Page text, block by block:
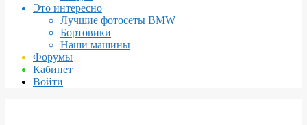
Это интересно
Лучшие фотосеты BMW
Бортовики
Наши машины
Форумы
Кабинет
Войти